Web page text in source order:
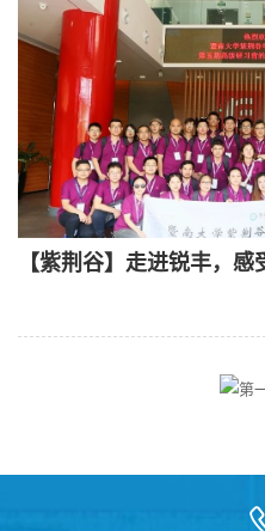
【紫荆谷】走进锐丰，